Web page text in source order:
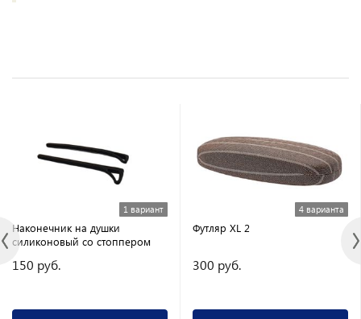
1 вариант
Наконечник на душки
силиконовый со стоппером
150 руб.
4 варианта
Футляр XL 2
300 руб.